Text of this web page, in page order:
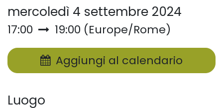
mercoledì 4 settembre 2024
17:00 19:00 (Europe/Rome)
Aggiungi al calendario
Luogo